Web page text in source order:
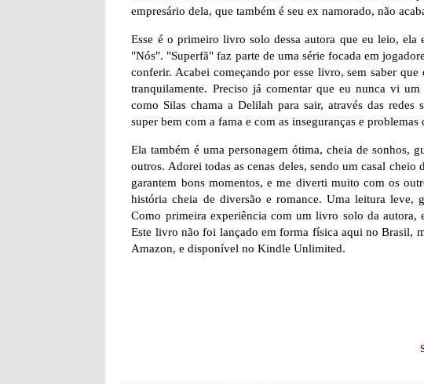
empresário dela, que também é seu ex namorado, não
Esse é o primeiro livro solo dessa autora que eu leio,
"Nós". "Superfã" faz parte de uma série focada em
conferir. Acabei começando por esse livro, sem saber
tranquilamente. Preciso já comentar que eu nunca vi
como Silas chama a Delilah para sair, através das
super bem com a fama e com as inseguranças e problemas
Ela também é uma personagem ótima, cheia de sonhos,
outros. Adorei todas as cenas deles, sendo um casal cheio
garantem bons momentos, e me diverti muito com os
história cheia de diversão e romance. Uma leitura leve,
Como primeira experiência com um livro solo da autora,
Este livro não foi lançado em forma física aqui no Brasil,
Amazon, e disponível no Kindle Unlimited.